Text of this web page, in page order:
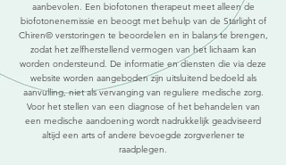
aanbevolen. Een biofotonen therapeut meet alleen de
biofotonenemissie en beoogt met behulp van de Starlight of
Chiren© verstoringen te beoordelen en in balans te brengen,
zodat het zelfherstellend vermogen van het lichaam kan
worden ondersteund. De informatie en diensten die via deze
website worden aangeboden zijn uitsluitend bedoeld als
aanvulling, niet als vervanging van reguliere medische zorg.
Voor het stellen van een diagnose of het behandelen van
een medische aandoening wordt nadrukkelijk geadviseerd
altijd een arts of andere bevoegde zorgverlener te
raadplegen.